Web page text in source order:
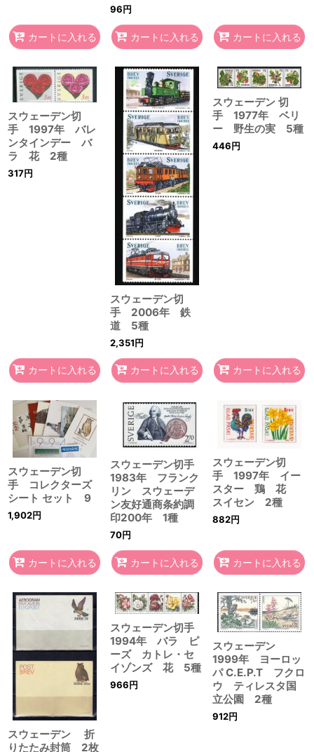
カートに入れる
96円
カートに入れる カートに入れる
スウェーデン切
手 1997年 バレ
ンタインデー バ
ラ 花 2種
317円
カートに入れる
スウェーデン切
手 2006年 鉄
道 5種
2,351円
カートに入れる
スウェーデン 切
手 1977年 ベリ
ー 野生の実 5種
446円
カートに入れる
スウェーデン切
手 コレクターズ
シート セット 9
1,902円
カートに入れる
スウェーデン切手
1983年 フランク
リン スウェーデ
ン友好通商条約調
印200年 1種
70円
カートに入れる
スウェーデン切
手 1997年 イー
スター 鶏 花
スイセン 2種
882円
カートに入れる
スウェーデン 折
りたたみ封筒 2枚
スウェーデン切手
1994年 バラ ピ
ーズ カトレ・セ
イゾンズ 花 5種
966円
スウェーデン
1999年 ヨーロッ
パ C.E.P.T フクロ
ウ ティレスタ国
立公園 2種
912円